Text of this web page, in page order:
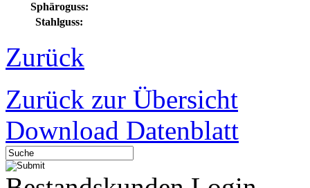
Sphäroguss:
Stahlguss:
Zurück
Zurück zur Übersicht
Download Datenblatt